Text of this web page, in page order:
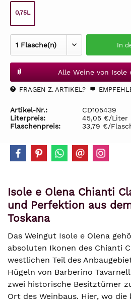
0,75L
In
Alle Weine von Isole
FRAGEN Z. ARTIKEL?
Artikel-Nr.:
CD105439
Literpreis:
45,05 €/Liter
Flaschenpreis:
33,79 €/
Isole e Olena Chianti
und Perfektion aus
Toskana
Das Weingut Isole e Olena
absoluten Ikonen des Chianti
westlichen Teil des
Hügeln von Barberino
zwei historische Besitztümer
Ort des Weinbaus. Hier, wo